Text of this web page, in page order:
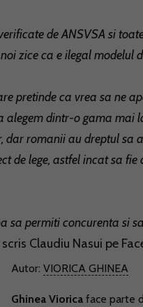
de ANSVSA si
zice ca e ilegal modelul
pretinde ca vrea sa ne
alegem dintr-o gama mai
dar romanii au dreptul sa
de lege, astfel incat sa
sa permiti concurenta si
scris Claudiu Nasui pe
Autor: VIORICA GHINEA
Ghinea Viorica face parte